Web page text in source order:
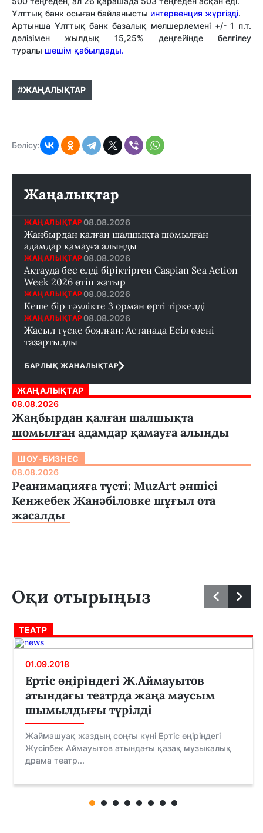
Ұлттық банк осыған байланысты интервенция жүргізді.
Артынша Ұлттық банк базалық мөлшерлемені +/- 1 п.т.
дәлізімен жылдық 15,25% деңгейінде белгілеу
туралы шешім қабылдады.
#ЖАҢАЛЫҚТАР
Бөлісу:
Жаңалықтар
ЖАҢАЛЫҚТАР 08.08.2026
Жаңбырдан қалған шалшықта шомылған
адамдар қамауға алынды
ЖАҢАЛЫҚТАР 08.08.2026
Ақтауда бес елді біріктірген Caspian Sea Action
Week 2026 өтіп жатыр
ЖАҢАЛЫҚТАР 08.08.2026
Кеше бір тәулікте 3 орман өрті тіркелді
ЖАҢАЛЫҚТАР 08.08.2026
Жасыл түске боялған: Астанада Есіл өзені
тазартылды
БАРЛЫҚ ЖАНАЛЫҚТАР
ЖАҢАЛЫҚТАР
08.08.2026
Жаңбырдан қалған шалшықта
шомылған адамдар қамауға алынды
ШОУ-БИЗНЕС
08.08.2026
Реанимацияға түсті: MuzArt әншісі
Кенжебек Жанәбіловке шұғыл ота
жасалды
Оқи отырыңыз
ТЕАТР
01.09.2018
Ертіс өңіріндегі Ж.Аймауытов
атындағы театрда жаңа маусым
шымылдығы түрілді
Жаймашуақ жаздың соңғы күні Ертіс өңіріндегі
Жүсіпбек Аймауытов атындағы қазақ музыкалық
драма театр...